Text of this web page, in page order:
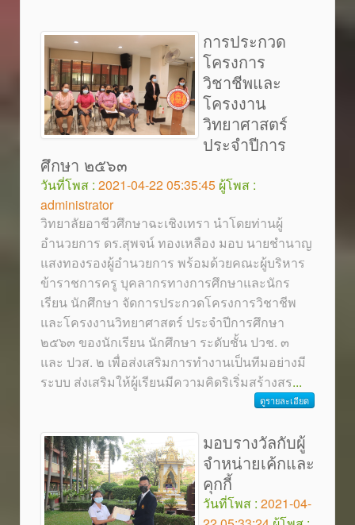
การประกวด
โครงการ
วิชาชีพและ
โครงงาน
วิทยาศาสตร์
ประจำปีการ
ศึกษา ๒๕๖๓
วันที่โพส : 2021-04-22 05:35:45 ผู้โพส :
administrator
วิทยาลัยอาชีวศึกษาฉะเชิงเทรา นำโดยท่านผู้
อำนวยการ ดร.สุพจน์ ทองเหลือง มอบ นายชำนาญ
แสงทองรองผู้อำนวยการ พร้อมด้วยคณะผู้บริหาร
ข้าราชการครู บุคลากรทางการศึกษาและนักร
เรียน นักศึกษา จัดการประกวดโครงการวิชาชีพ
และโครงงานวิทยาศาสตร์ ประจำปีการศึกษา
๒๕๖๓ ของนักเรียน นักศึกษา ระดับชั้น ปวช. ๓
และ ปวส. ๒ เพื่อส่งเสริมการทำงานเป็นทีมอย่างมี
ระบบ ส่งเสริมให้ผู้เรียนมีความคิดริเริ่มสร้างสร...
ดูรายละเอียด
มอบรางวัลกับผู้
จำหน่ายเค้กและ
คุกกี้
วันที่โพส : 2021-04-